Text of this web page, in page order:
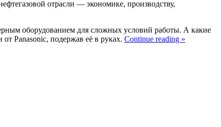
отрасли — экономике, производству,
оборудованием для сложных условий работы. А какие
Panasonic, подержав её в руках. Continue reading »